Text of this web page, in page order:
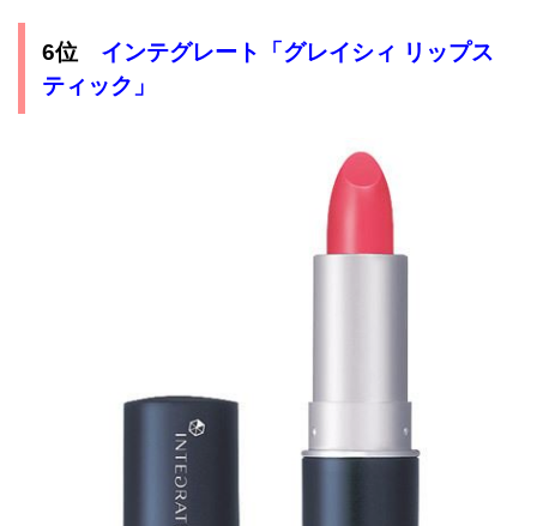
6位 インテグレート「グレイシィ リップス
ティック」